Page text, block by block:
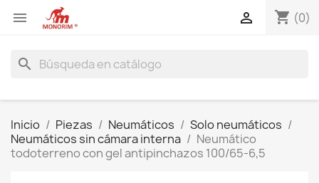
 shopping_cart (0)

search
Inicio Piezas Neumáticos
Solo neumáticos
Neumáticos sin cámara interna
Neumático
todoterreno con gel antipinchazos 100/65-6,5